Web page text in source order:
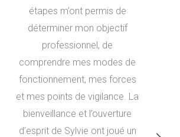
étapes m’ont permis de
déterminer mon objectif
professionnel, de
comprendre mes modes de
fonctionnement, mes forces
et mes points de vigilance. La
bienveillance et l’ouverture
d’esprit de Sylvie ont joué un